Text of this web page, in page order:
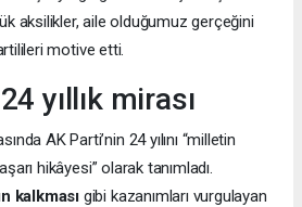
aksilikler, aile olduğumuz gerçeğini
motive etti.
yıllık mirası
AK Parti’nin 24 yılını “milletin
hikâyesi” olarak tanımladı.
kalkması gibi kazanımları vurgulayan